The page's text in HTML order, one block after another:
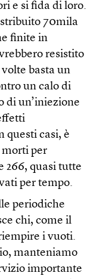
e si fida di loro.
70mila
finite in
resistito
basta un
un calo di
di un’iniezione
questi casi, è
morti per
266, quasi tutte
per tempo.
periodiche
chi, come il
i vuoti.
manteniamo
importante